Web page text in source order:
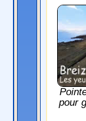
pour